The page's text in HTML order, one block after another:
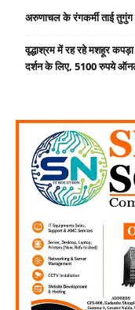
अरुणाचल के रंगकर्मी ताई तुगुंग
वृद्धाश्रम में रह रहे मशहूर
दर्शन के लिए, 5100 रुपये